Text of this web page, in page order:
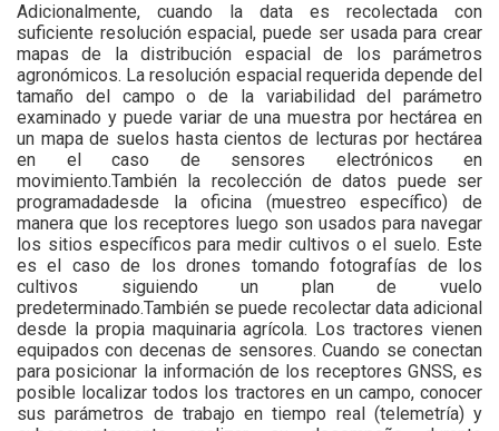
Adicionalmente, cuando la data es recolectada con
suficiente resolución espacial, puede ser usada para crear
mapas de la distribución espacial de los parámetros
agronómicos. La resolución espacial requerida depende del
tamaño del campo o de la variabilidad del parámetro
examinado y puede variar de una muestra por hectárea en
un mapa de suelos hasta cientos de lecturas por hectárea
en el caso de sensores electrónicos en
movimiento.También la recolección de datos puede ser
programadadesde la oficina (muestreo específico) de
manera que los receptores luego son usados para navegar
los sitios específicos para medir cultivos o el suelo. Este
es el caso de los drones tomando fotografías de los
cultivos siguiendo un plan de vuelo
predeterminado.También se puede recolectar data adicional
desde la propia maquinaria agrícola. Los tractores vienen
equipados con decenas de sensores. Cuando se conectan
para posicionar la información de los receptores GNSS, es
posible localizar todos los tractores en un campo, conocer
sus parámetros de trabajo en tiempo real (telemetría) y